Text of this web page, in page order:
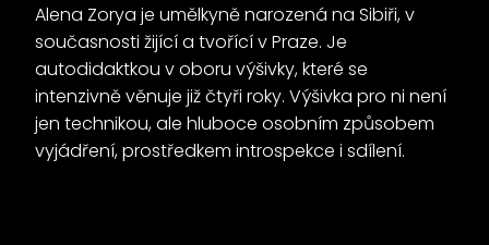
Alena Zorya je umělkyně narozená na Sibiři, v
současnosti žijící a tvořící v Praze. Je
autodidaktkou v oboru výšivky, které se
intenzivně věnuje již čtyři roky. Výšivka pro ni není
jen technikou, ale hluboce osobním způsobem
vyjádření, prostředkem introspekce i sdílení.